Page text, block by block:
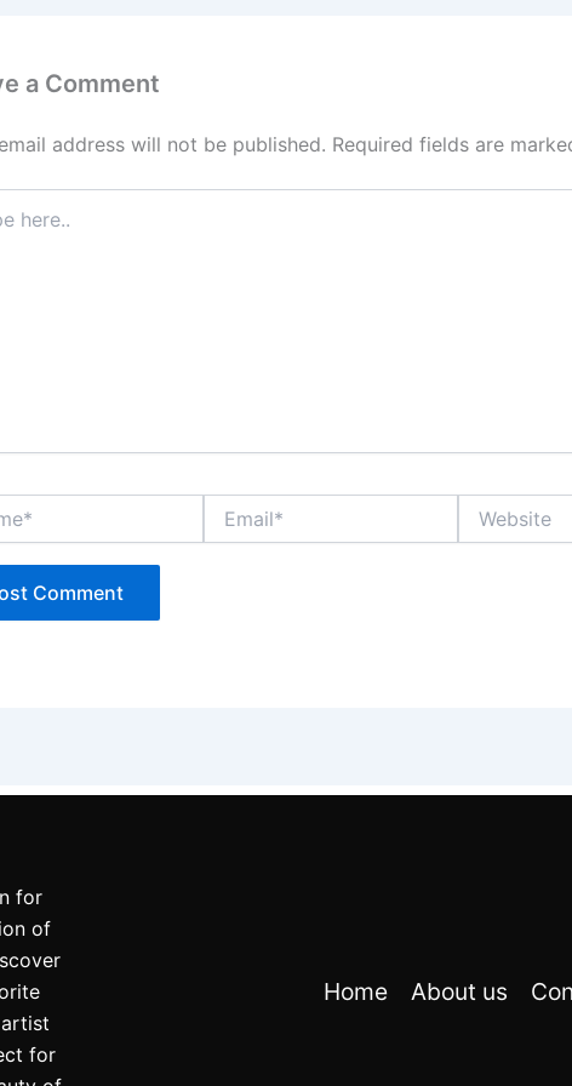
a Comment
address will not be published. Required fields are
for
of
for
Home About us